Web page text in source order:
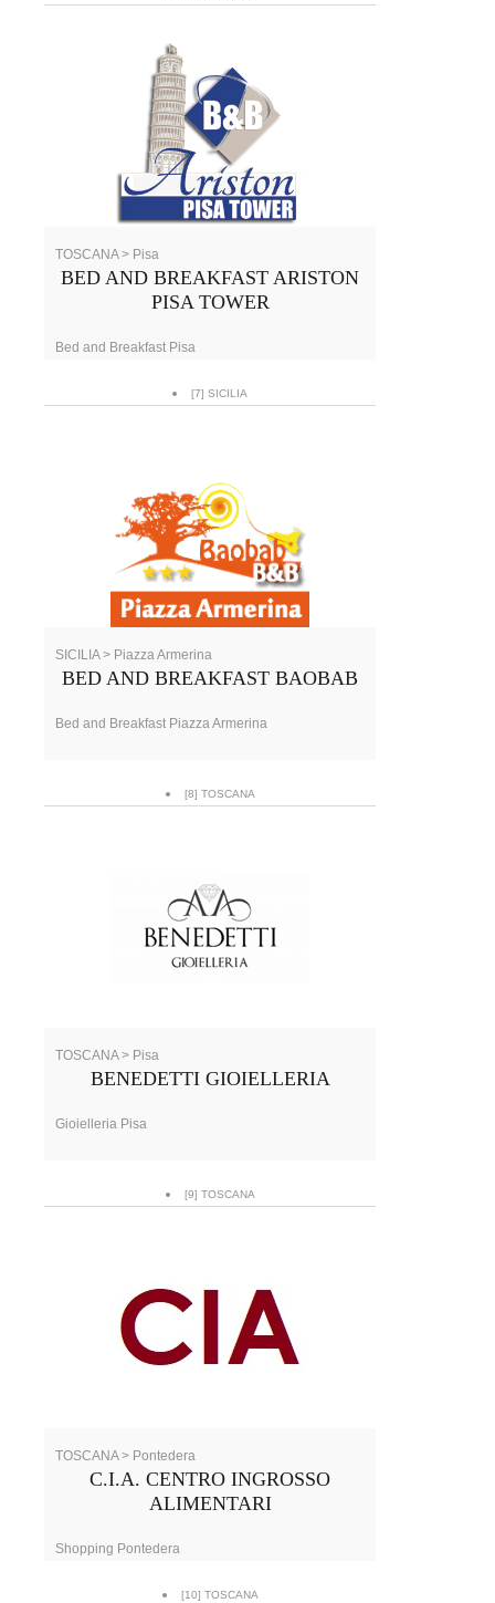
TOSCANA > Pisa
BED AND BREAKFAST ARISTON
PISA TOWER
Bed and Breakfast Pisa
[7] SICILIA
SICILIA > Piazza Armerina
BED AND BREAKFAST BAOBAB
Bed and Breakfast Piazza Armerina
[8] TOSCANA
TOSCANA > Pisa
BENEDETTI GIOIELLERIA
Gioielleria Pisa
[9] TOSCANA
TOSCANA > Pontedera
C.I.A. CENTRO INGROSSO
ALIMENTARI
Shopping Pontedera
[10] TOSCANA